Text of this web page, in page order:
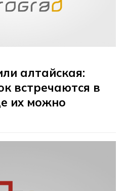
алтайская:
встречаются в
их можно